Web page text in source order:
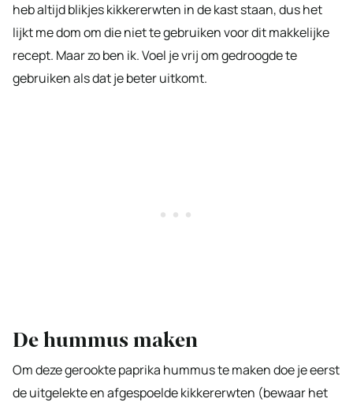
heb altijd blikjes kikkererwten in de kast staan, dus het
lijkt me dom om die niet te gebruiken voor dit makkelijke
recept. Maar zo ben ik. Voel je vrij om gedroogde te
gebruiken als dat je beter uitkomt.
De hummus maken
Om deze gerookte paprika hummus te maken doe je eerst
de uitgelekte en afgespoelde kikkererwten (bewaar het